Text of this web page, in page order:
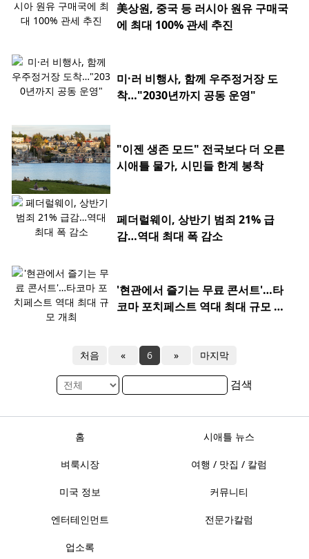
美상원, 중국 등 러시아 원유 구매국
에 최대 100% 관세 추진
미·러 비행사, 함께 우주정거장 도
착…"2030년까지 공동 운영"
"이젠 생존 모드" 전국보다 더 오른
시애틀 물가, 시민들 한계 봉착
페더럴웨이, 상반기 범죄 21% 급
감…역대 최대 폭 감소
'현관에서 즐기는 무료 콘서트'…타
코마 포치페스트 역대 최대 규모 개
처음 « 6 » 마지막
검색
홈 시애틀 뉴스
벼룩시장 여행 / 맛집 / 칼럼
미국 정보 커뮤니티
엔터테인먼트 전문가칼럼
업소록